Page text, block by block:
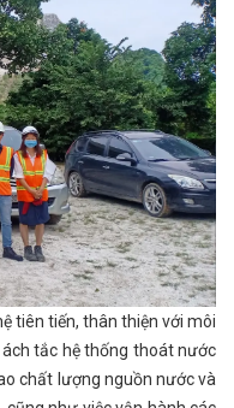
tiên tiến, thân thiện với môi
tắc hệ thống thoát nước
chất lượng nguồn nước và